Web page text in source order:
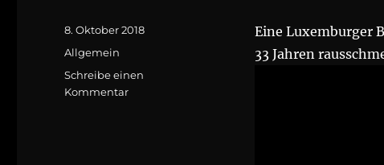
Eine Luxemburger
33 Jahren
Veröffentlicht
am
8. Oktober 2018
Kategorien
Allgemein
Schreibe einen
Kommentarzu